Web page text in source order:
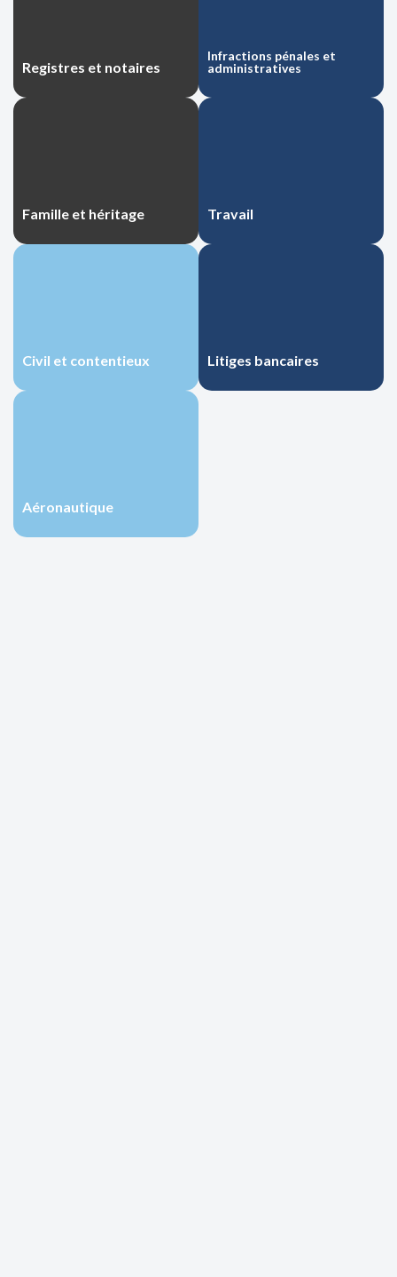
Registres et notaires
Registres et notaires
Infractions pénales et
administratives
Infractions pénales et
administratives
Famille et héritage
Famille et héritage Travail
Travail
Civil et contentieux
Civil et contentieux Litiges bancaires
Litiges bancaires
Aéronautique
Aéronautique